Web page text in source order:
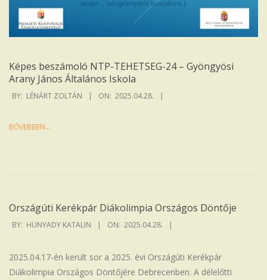
Képes beszámoló NTP-TEHETSEG-24 – Gyöngyösi
Arany János Általános Iskola
2025-
28
BY: LÉNÁRT ZOLTÁN ON: 2025.04.28.
BŐVEBBEN…
Országúti Kerékpár Diákolimpia Országos Döntője
2025-
BY: HUNYADY KATALIN ON: 2025.04.28.
2025.04.17-én került sor a 2025. évi Országúti Kerékpár
Diákolimpia Országos Döntőjére Debrecenben. A délelőtti